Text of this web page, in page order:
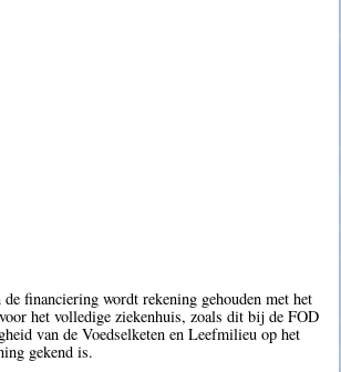
financiering wordt rekening gehouden met het
het volledige ziekenhuis, zoals dit bij de FOD
van de Voedselketen en Leefmilieu op het
gekend is.